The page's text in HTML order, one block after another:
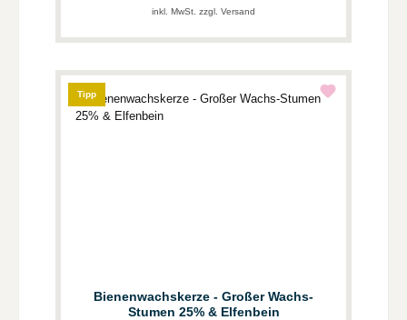
inkl. MwSt. zzgl. Versand
Tipp
Bienenwachskerze - Großer Wachs-
Stumen 25% & Elfenbein